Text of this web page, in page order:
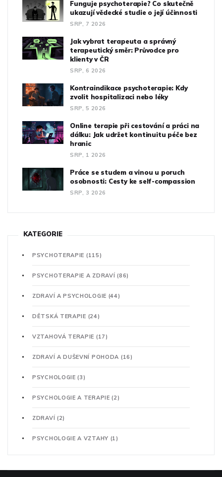
Funguje psychoterapie? Co skutečně
ukazují vědecké studie o její účinnosti
SRP, 7 2026
Jak vybrat terapeuta a správný
terapeutický směr: Průvodce pro
klienty v ČR
SRP, 6 2026
Kontraindikace psychoterapie: Kdy
zvolit hospitalizaci nebo léky
SRP, 5 2026
Online terapie při cestování a práci na
dálku: Jak udržet kontinuitu péče bez
hranic
SRP, 1 2026
Práce se studem a vinou u poruch
osobnosti: Cesty ke self-compassion
SRP, 3 2026
KATEGORIE
PSYCHOTERAPIE (115)
PSYCHOTERAPIE A ZDRAVÍ(86)
ZDRAVÍ A PSYCHOLOGIE (44)
DĚTSKÁ TERAPIE (24)
VZTAHOVÁ TERAPIE (17)
ZDRAVÍ A DUŠEVNÍ POHODA (16)
PSYCHOLOGIE(3)
PSYCHOLOGIE A TERAPIE(2)
ZDRAVÍ (2)
PSYCHOLOGIE A VZTAHY (1)